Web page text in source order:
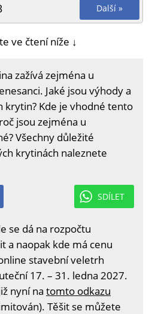
Další »
ve čtení níže ↓
zažívá zejména u
Jaké jsou výhody a
krytin? Kde je vhodné tento
jsou zejména u
Všechny důležité
krytinách naleznete
SDÍLET
se dá na rozpočtu
a naopak kde má cenu
stavební veletrh
17. – 31. ledna 2027.
nyní na tomto odkazu
Těšit se můžete